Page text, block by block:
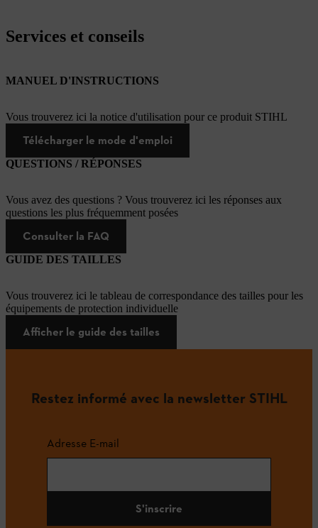
Services et conseils
MANUEL D'INSTRUCTIONS
Vous trouverez ici la notice d'utilisation pour ce produit STIHL
Télécharger le mode d'emploi
QUESTIONS / RÉPONSES
Vous avez des questions ? Vous trouverez ici les réponses aux
questions les plus fréquemment posées
Consulter la FAQ
GUIDE DES TAILLES
Vous trouverez ici le tableau de correspondance des tailles pour les
équipements de protection individuelle
Afficher le guide des tailles
Restez informé avec la newsletter STIHL
Adresse E-mail
S'inscrire